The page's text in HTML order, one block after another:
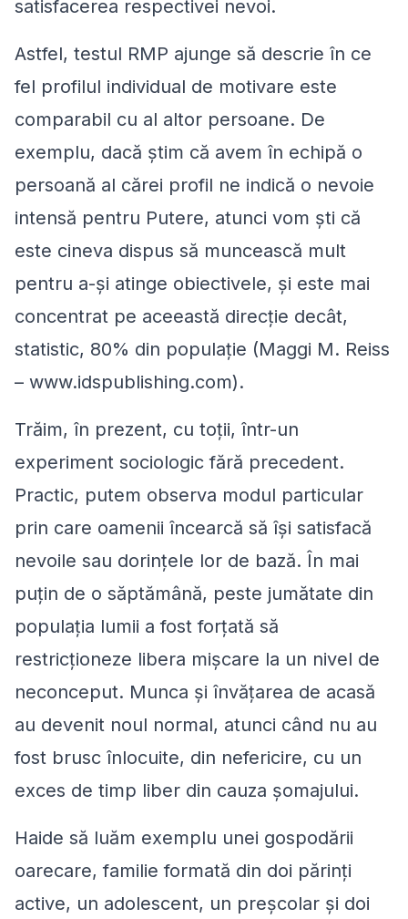
satisfacerea respectivei nevoi.
Astfel, testul RMP ajunge să descrie în ce
fel profilul individual de motivare este
comparabil cu al altor persoane. De
exemplu, dacă știm că avem în echipă o
persoană al cărei profil ne indică o nevoie
intensă pentru Putere, atunci vom ști că
este cineva dispus să muncească mult
pentru a-și atinge obiectivele, și este mai
concentrat pe aceeastă direcție decât,
statistic, 80% din populație (Maggi M. Reiss
– www.idspublishing.com).
Trăim, în prezent, cu toții, într-un
experiment sociologic fără precedent.
Practic, putem observa modul particular
prin care oamenii încearcă să își satisfacă
nevoile sau dorințele lor de bază. În mai
puțin de o săptămână, peste jumătate din
populația lumii a fost forțată să
restricționeze libera mișcare la un nivel de
neconceput. Munca și învățarea de acasă
au devenit noul normal, atunci când nu au
fost brusc înlocuite, din nefericire, cu un
exces de timp liber din cauza șomajului.
Haide să luăm exemplu unei gospodării
oarecare, familie formată din doi părinți
active, un adolescent, un preșcolar și doi